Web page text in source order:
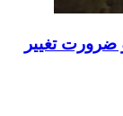
تغییر